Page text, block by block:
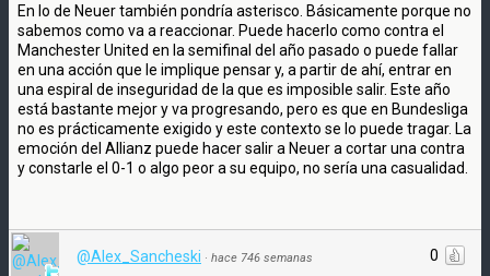
En lo de Neuer también pondría asterisco. Básicamente porque no
sabemos como va a reaccionar. Puede hacerlo como contra el
Manchester United en la semifinal del año pasado o puede fallar
en una acción que le implique pensar y, a partir de ahí, entrar en
una espiral de inseguridad de la que es imposible salir. Este año
está bastante mejor y va progresando, pero es que en Bundesliga
no es prácticamente exigido y este contexto se lo puede tragar. La
emoción del Allianz puede hacer salir a Neuer a cortar una contra
y constarle el 0-1 o algo peor a su equipo, no sería una casualidad.
0
@Alex_Sancheski · hace 746 semanas